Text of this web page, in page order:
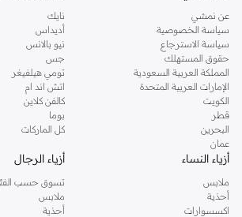
عن نمشي
سياسة الخصوصية
سياسة الاسترجاع
حقوق المستهلك
المملكة العربية السعودية
الإمارات العربية المتحدة
الكويت
قطر
البحرين
عمان
نايك
أديداس
نيو بالانس
جس
تومي هيلفيغر
اتش اند ام
كالفن كلاين
بوما
كل الماركات
أزياء النساء
ملابس
أحذية
اكسسوارات
أزياء الرجال
تسوق حسب
ملابس
أحذية